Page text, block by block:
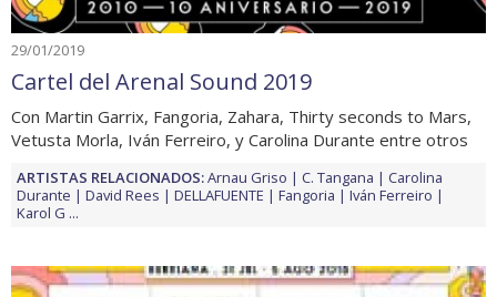
29/01/2019
Cartel del Arenal Sound 2019
Con Martin Garrix, Fangoria, Zahara, Thirty seconds to Mars,
Vetusta Morla, Iván Ferreiro, y Carolina Durante entre otros
ARTISTAS RELACIONADOS:Arnau Griso C. Tangana
Carolina
Durante
David Rees DELLAFUENTE Fangoria
Iván Ferreiro
Karol G ...